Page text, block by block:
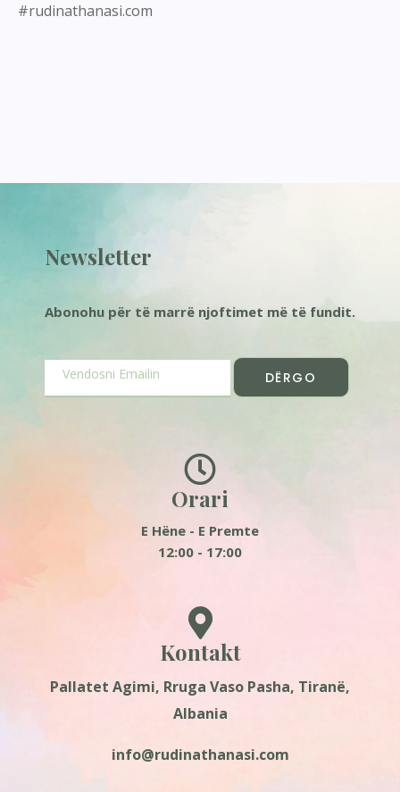
#rudinathanasi.com
Newsletter
Abonohu për të marrë njoftimet më të fundit.
DËRGO
Orari
E Hëne - E Premte
12:00 - 17:00
Kontakt
Pallatet Agimi, Rruga Vaso Pasha, Tiranë,
Albania
info@rudinathanasi.com